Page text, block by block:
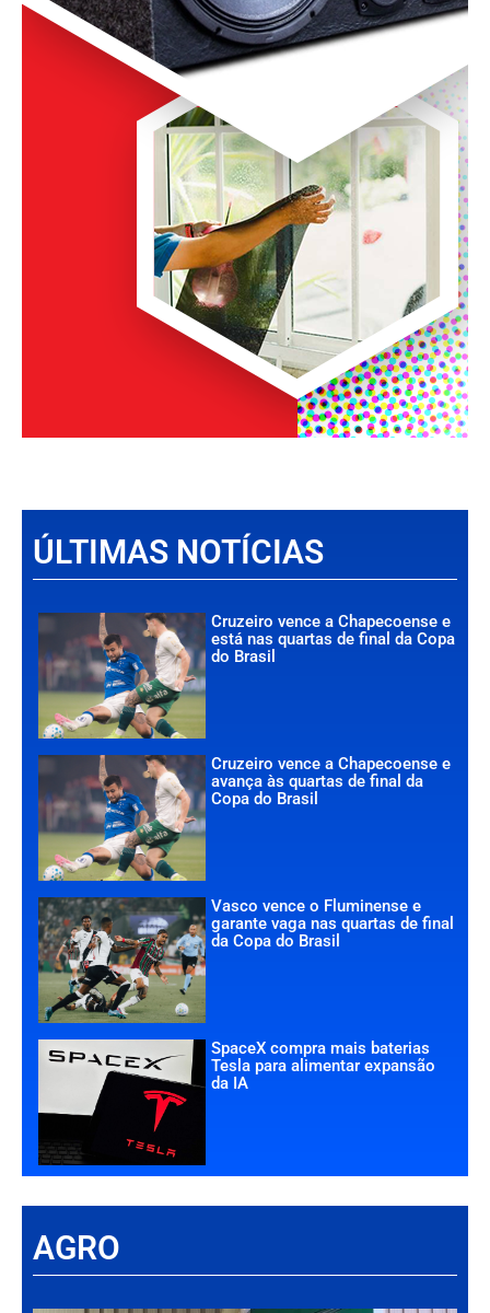
ÚLTIMAS NOTÍCIAS
Cruzeiro vence a Chapecoense e
está nas quartas de final da Copa
do Brasil
Cruzeiro vence a Chapecoense e
avança às quartas de final da
Copa do Brasil
Vasco vence o Fluminense e
garante vaga nas quartas de final
da Copa do Brasil
SpaceX compra mais baterias
Tesla para alimentar expansão
da IA
AGRO